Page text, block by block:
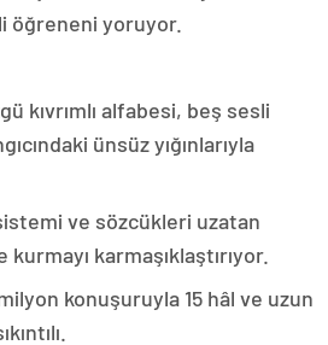
öğreneni yoruyor.
kıvrımlı alfabesi, beş sesli
ünsüz yığınlarıyla
ve sözcükleri uzatan
karmaşıklaştırıyor.
konuşuruyla 15 hâl ve uzun